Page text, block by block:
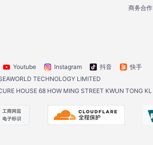
商务合作
Youtube Instagram 抖音
快手
TECHNOLOGY LIMITED
HOUSE 68 HOW MING STREET KWUN TONG KL